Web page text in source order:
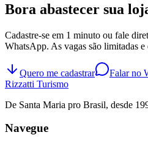
Bora abastecer sua
Cadastre-se em 1 minuto ou fale
WhatsApp. As vagas são limitadas
Quero me cadastrar
Falar no
Rizzatti Turismo
De Santa Maria pro Brasil, desde
Navegue